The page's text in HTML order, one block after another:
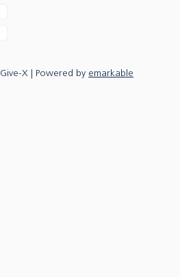
Give-X | Powered by emarkable